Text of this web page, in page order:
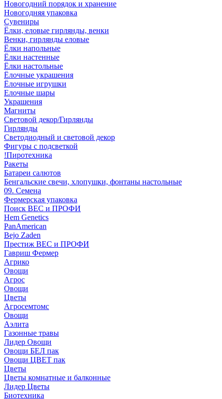
Новогодний порядок и хранение
Новогодняя упаковка
Сувениры
Ёлки, еловые гирлянды, венки
Венки, гирлянды еловые
Ёлки напольные
Ёлки настенные
Ёлки настольные
Ёлочные украшения
Ёлочные игрушки
Елочные шары
Украшения
Магниты
Световой декор/Гирлянды
Гирлянды
Светодиодный и световой декор
Фигуры с подсветкой
!Пиротехника
Ракеты
Батареи салютов
Бенгальские свечи, хлопушки, фонтаны настольные
09. Семена
Фермерская упаковка
Поиск ВЕС и ПРОФИ
Hem Genetics
PanAmerican
Bejo Zaden
Престиж ВЕС и ПРОФИ
Гавриш Фермер
Агрико
Овощи
Агрос
Овощи
Цветы
Агросемтомс
Овощи
Аэлита
Газонные травы
Лидер Овощи
Овощи БЕЛ пак
Овощи ЦВЕТ пак
Цветы
Цветы комнатные и балконные
Лидер Цветы
Биотехника